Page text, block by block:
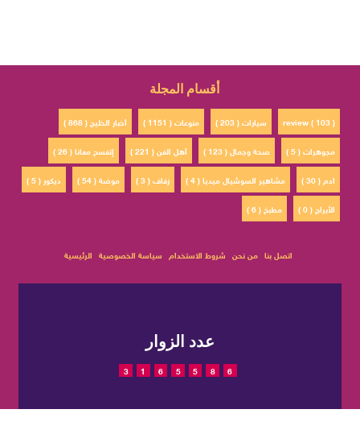
أقسام المجلة
أخبار الخليج ( 868 ) منوعات ( 1151 ) سيارات ( 203 )
review ( 103 )
إتفسح معانا ( 26 )
أهل الفن ( 221 ) صحة وجمال ( 123 )
مجوهرات ( 5 )
ديكور ( 5 )
موضة ( 54 ) زفاف ( 3 ) مشاهير السوشيال ميديا ( 4 )
ادم ( 30 )
مطبخ ( 6 )
الأبراج ( 0 )
الرئيسية سياسة الخصوصية شروط الاستخدام من نحن اتصل بنا
عدد الزوار
3 1 6 5 5 8 6